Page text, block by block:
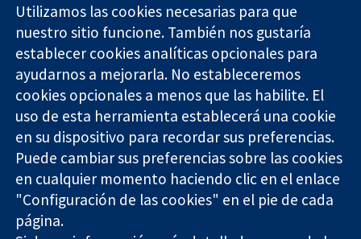
Evidencia fiable.
Decisiones
informadas.
Mejor salud.
11-13 Cavendish
Square
Londres
W1G 0AN
Reino Unido
Contacto
Noticias
Prensa
Sobre
nosotros
Empleo
Cochrane
Library
The Cochrane Collaboration is a charity (no. 1045921) and a
Utilizamos las cookies necesarias para que
nuestro sitio funcione. También nos gustaría
establecer cookies analíticas opcionales para
ayudarnos a mejorarla. No estableceremos
cookies opcionales a menos que las habilite. El
uso de esta herramienta establecerá una cookie
en su dispositivo para recordar sus preferencias.
Puede cambiar sus preferencias sobre las cookies
en cualquier momento haciendo clic en el enlace
"Configuración de las cookies" en el pie de cada
página.